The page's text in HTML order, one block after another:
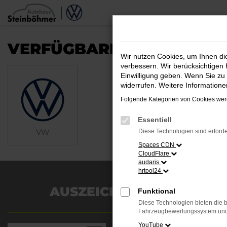
Zum
Hauptinhalt
VERFÜGBARE MARKEN
VW
AUSZEICHNUNGEN
Es wird versucht, Inhalte
Wir nutzen Cookies, um Ihnen
verbessern. Wir
Einwilligung geben. Wenn Sie
widerrufen. Weitere
Folgende Kategorien von Cookies
Essentiell
Diese Technologien sind
Spaces CDN
CloudFlare
audaris
hrtool24
Funktional
Diese Technologien bieten die
Fahrzeugbewertungssystem
YouTube